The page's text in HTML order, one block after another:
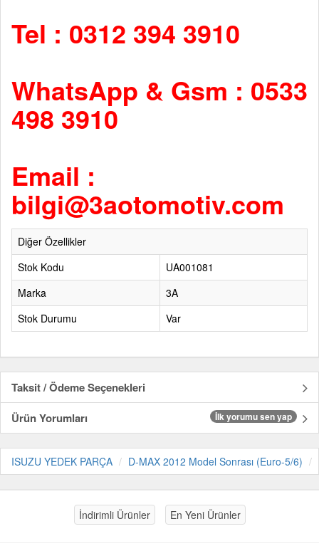
Tel : 0312 394 3910
WhatsApp & Gsm : 0533
498 3910
Email :
bilgi@3aotomotiv.com
Diğer Özellikler
Stok Kodu
UA001081
Marka
3A
Stok Durumu
Var
Taksit / Ödeme Seçenekleri
Ürün Yorumları
İlk yorumu sen yap
ISUZU YEDEK PARÇA D-MAX 2012 Model Sonrası (Euro-5/6)
İndirimli Ürünler En Yeni Ürünler